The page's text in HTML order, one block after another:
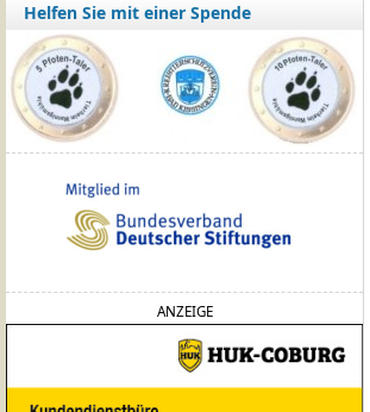
Helfen Sie mit einer Spende
ANZEIGE